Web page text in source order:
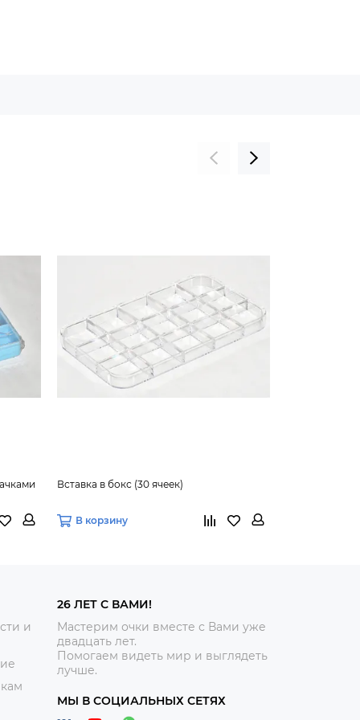
Вставка в бокс (30 ячеек)
В корзину
и
26 ЛЕТ С ВАМИ!
Мастерим очки вместе с Вами уже
двадцать лет.
Помогаем видеть мир и выглядеть
лучше.
МЫ В СОЦИАЛЬНЫХ СЕТЯХ